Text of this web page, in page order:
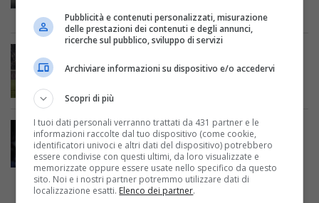
in meno”
Un Napoli onnipotente: 0-2 sull’Empoli e
CALCIO ITALIANO
“L’euforia non diventi presunzione”: cosa
deve fare il Napoli per Spalletti
Pubblicità e contenuti personalizzati, misurazione
delle prestazioni dei contenuti e degli annunci,
ricerche sul pubblico, sviluppo di servizi
Archiviare informazioni su dispositivo e/o accedervi
Scopri di più
I tuoi dati personali verranno trattati da 431 partner e le
informazioni raccolte dal tuo dispositivo (come cookie,
identificatori univoci e altri dati del dispositivo) potrebbero
essere condivise con questi ultimi, da loro visualizzate e
memorizzate oppure essere usate nello specifico da questo
sito. Noi e i nostri partner potremmo utilizzare dati di
localizzazione esatti. Elenco dei partner.